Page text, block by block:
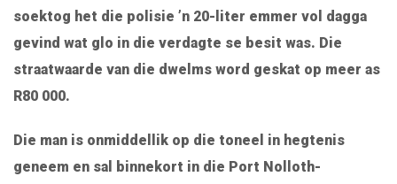
soektog het die polisie ’n 20-liter emmer vol dagga
gevind wat glo in die verdagte se besit was. Die
straatwaarde van die dwelms word geskat op meer as
R80 000.
Die man is onmiddellik op die toneel in hegtenis
geneem en sal binnekort in die Port Nolloth-